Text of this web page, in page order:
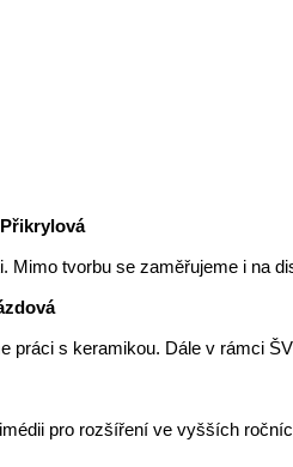
Přikrylová
tvorbu se zaměřujeme i na
s keramikou. Dále v rámci
pro rozšíření ve vyšších